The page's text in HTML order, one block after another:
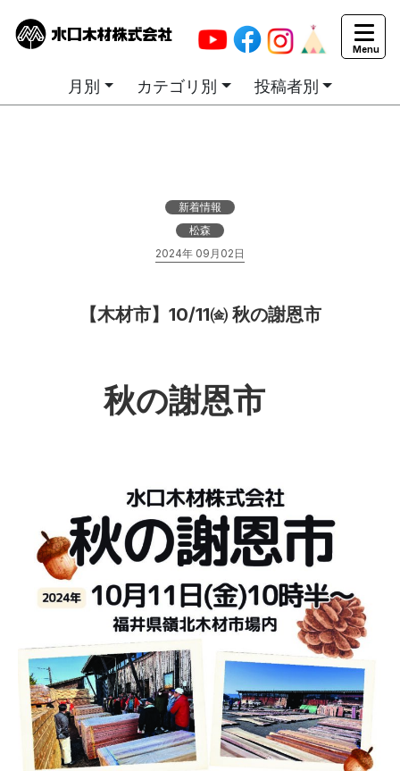
カテゴリ別お知らせ一覧
月別 カテゴリ別 投稿者別
新着情報
松森
2024年 09月02日
【木材市】10/11㈮ 秋の謝恩市
秋の謝恩市